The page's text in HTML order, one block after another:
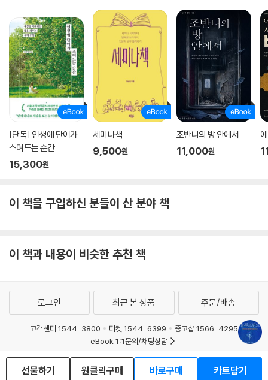
쪽으로 진화했다 이 진화 과정이 일단 시작되자 더욱더 많은 여성이 덜 공
격적인 남성과 번식하게 되면서 일종의 “자기 길들이기”로 이어졌다. 그
결과 인간은 대부분 정숙한 여성들이 대부분 식량을 잘 공급하는 남성들과
짝결속을 형성해 집단생활을 하는 종이 되었다. 그리하여 마침내 인류는
애착과 사랑의 진화로 나아가는 길에 들어서게 되었다.
크리스타키스 교수는 좋은 사회를 만드는 능력인 “사회성 모둠” 진화의 큰
그림을 다음과 같이 요약한다.
“진화 역사에서 보면 인간은 먼저 자녀를 사랑하도록 진화했고, 이어서 짝
을 사랑하고, 그 뒤에 생물학 친족, 그다음에는 배우자 친족, 이어서 친구
와 집단에 애정을 느끼는 쪽으로 진화한 듯하다. 나는 우리가 더욱 많은 사
에 인간 본성과 사회를 다룬 대가의 작품이 낙관과 희망으로 넘쳐나는 것
새겨져 있다는 이 책의 메시지는 차별과 혐오, 갈등과 다툼에 지친 우리에
게 크나큰 위로와 희망을 안겨준다.
[단독] 인생에 단어가
스며드는 순간
15,300원
세미나책
9,500원
조반니의 방 안에서
11,000원
이 책을 구입하신 분들이 산 분야 책
이 책과 내용이 비슷한 추천 책
선물하기 원클릭구매 바로구매 카트담기
로그인 최근 본 상품 주문/배송
고객센터 1544-3800 티켓 1544-6399
중고샵 1566-4295
eBook 1:1문의/채팅상담
예스이십사(주) 사업자 정보
이용약관
개인정보처리방침 청소년보호정책